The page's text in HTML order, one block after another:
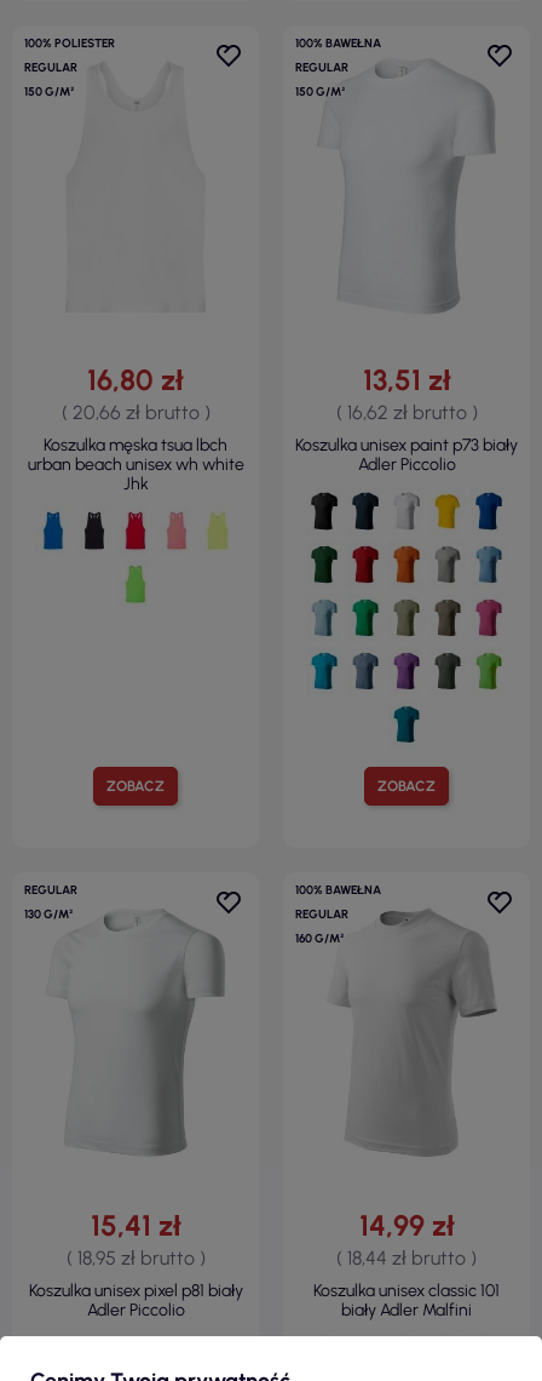
100% POLIESTER
REGULAR
150 G/M²
ZOBACZ
16,80 zł
( 20,66 zł brutto )
Koszulka męska tsua lbch
urban beach unisex wh white
Jhk
100% BAWEŁNA
REGULAR
150 G/M²
ZOBACZ
13,51 zł
( 16,62 zł brutto )
Koszulka unisex paint p73 biały
Adler Piccolio
REGULAR
130 G/M²
15,41 zł
( 18,95 zł brutto )
Koszulka unisex pixel p81 biały
Adler Piccolio
100% BAWEŁNA
REGULAR
160 G/M²
14,99 zł
( 18,44 zł brutto )
Koszulka unisex classic 101
biały Adler Malfini